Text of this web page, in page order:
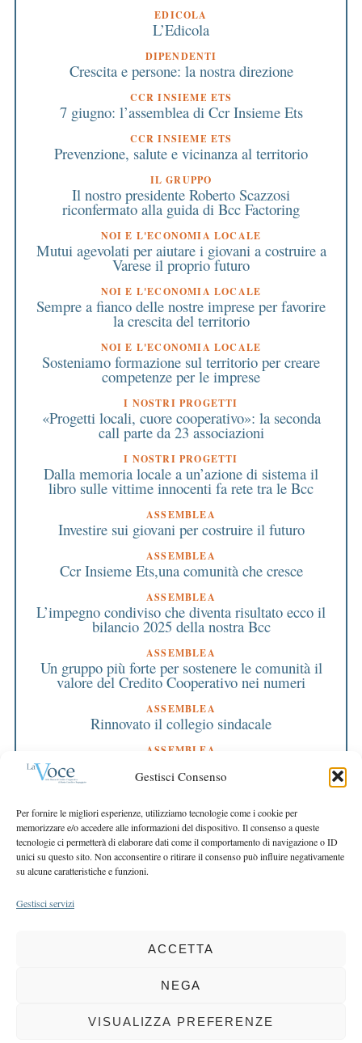
Gestisci Consenso
Per fornire le migliori esperienze, utilizziamo tecnologie come i cookie per
memorizzare e/o accedere alle informazioni del dispositivo. Il consenso a queste
tecnologie ci permetterà di elaborare dati come il comportamento di navigazione o ID
unici su questo sito. Non acconsentire o ritirare il consenso può influire negativamente
su alcune caratteristiche e funzioni.
Gestisci servizi
ACCETTA
NEGA
VISUALIZZA PREFERENZE
EDICOLA
L’Edicola
DIPENDENTI
Crescita e persone: la nostra direzione
CCR INSIEME ETS
7 giugno: l’assemblea di Ccr Insieme Ets
CCR INSIEME ETS
Prevenzione, salute e vicinanza al territorio
IL GRUPPO
Il nostro presidente Roberto Scazzosi
riconfermato alla guida di Bcc Factoring
NOI E L'ECONOMIA LOCALE
Mutui agevolati per aiutare i giovani a costruire a
Varese il proprio futuro
NOI E L'ECONOMIA LOCALE
Sempre a fianco delle nostre imprese per favorire
la crescita del territorio
NOI E L'ECONOMIA LOCALE
Sosteniamo formazione sul territorio per creare
competenze per le imprese
I NOSTRI PROGETTI
«Progetti locali, cuore cooperativo»: la seconda
call parte da 23 associazioni
I NOSTRI PROGETTI
Dalla memoria locale a un’azione di sistema il
libro sulle vittime innocenti fa rete tra le Bcc
ASSEMBLEA
Investire sui giovani per costruire il futuro
ASSEMBLEA
Ccr Insieme Ets,una comunità che cresce
ASSEMBLEA
L’impegno condiviso che diventa risultato ecco il
bilancio 2025 della nostra Bcc
ASSEMBLEA
Un gruppo più forte per sostenere le comunità il
valore del Credito Cooperativo nei numeri
ASSEMBLEA
Rinnovato il collegio sindacale
ASSEMBLEA
Bilancio approvato all’unanimità e 2 milioni
destinati al territorio
EDITORIALE DIRETTORE
Crescere restando riconoscibili
EDITORIALE PRESIDENTE
Costruire futuro insieme
COPYRIGHT 2025 LA VOCE |PRIVACY
BCC DI BUSTO GAROLFO E BUGUGGIATE